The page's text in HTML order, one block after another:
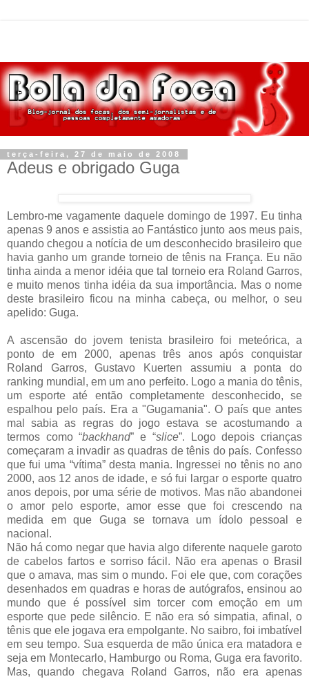
terça-feira, 27 de maio de 2008
Adeus e obrigado Guga
Lembro-me vagamente daquele domingo de 1997. Eu tinha
apenas 9 anos e assistia ao Fantástico junto aos meus pais,
quando chegou a notícia de um desconhecido brasileiro que
havia ganho um grande torneio de tênis na França. Eu não
tinha ainda a menor idéia que tal torneio era Roland Garros,
e muito menos tinha idéia da sua importância. Mas o nome
deste brasileiro ficou na minha cabeça, ou melhor, o seu
apelido: Guga.
A ascensão do jovem tenista brasileiro foi meteórica, a
ponto de em 2000, apenas três anos após conquistar
Roland Garros, Gustavo Kuerten assumiu a ponta do
ranking mundial, em um ano perfeito. Logo a mania do tênis,
um esporte até então completamente desconhecido, se
espalhou pelo país. Era a "Gugamania". O país que antes
mal sabia as regras do jogo estava se acostumando a
termos como “backhand” e “slice”. Logo depois crianças
começaram a invadir as quadras de tênis do país. Confesso
que fui uma “vítima” desta mania. Ingressei no tênis no ano
2000, aos 12 anos de idade, e só fui largar o esporte quatro
anos depois, por uma série de motivos. Mas não abandonei
o amor pelo esporte, amor esse que foi crescendo na
medida em que Guga se tornava um ídolo pessoal e
nacional.
Não há como negar que havia algo diferente naquele garoto
de cabelos fartos e sorriso fácil. Não era apenas o Brasil
que o amava, mas sim o mundo. Foi ele que, com corações
desenhados em quadras e horas de autógrafos, ensinou ao
mundo que é possível sim torcer com emoção em um
esporte que pede silêncio. E não era só simpatia, afinal, o
tênis que ele jogava era empolgante. No saibro, foi imbatível
em seu tempo. Sua esquerda de mão única era matadora e
seja em Montecarlo, Hamburgo ou Roma, Guga era favorito.
Mas, quando chegava Roland Garros, não era apenas